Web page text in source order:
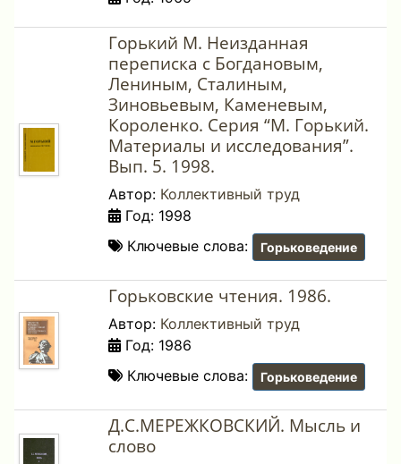
Горький М. Неизданная
переписка с Богдановым,
Лениным, Сталиным,
Зиновьевым, Каменевым,
Короленко. Серия “М. Горький.
Материалы и исследования”.
Вып. 5. 1998.
Автор: Коллективный труд
Год: 1998
Ключевые слова:
Горьковедение
Горьковские чтения. 1986.
Автор: Коллективный труд
Год: 1986
Ключевые слова:
Горьковедение
Д.С.МЕРЕЖКОВСКИЙ. Мысль и
слово